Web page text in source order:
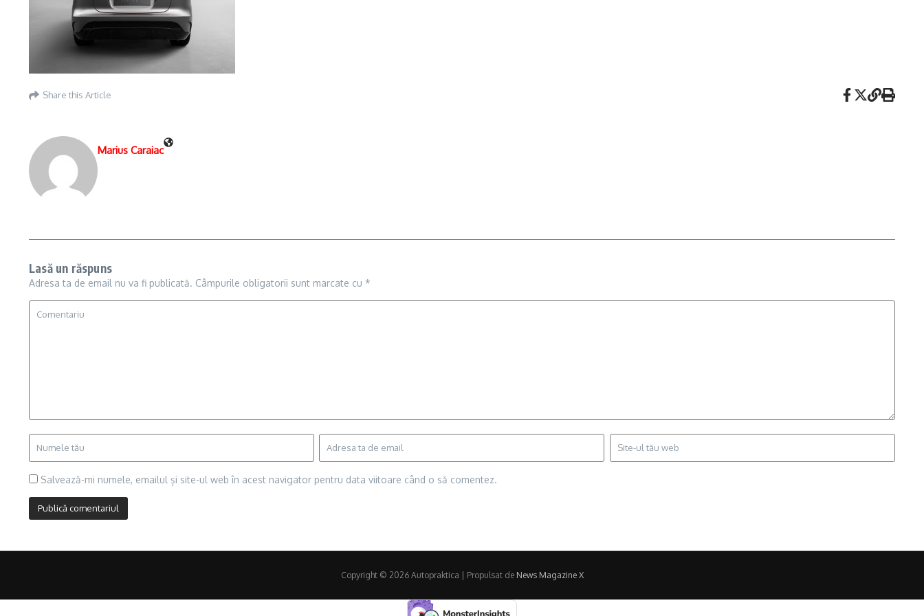
Share this Article
Marius Caraiac
Lasă un răspuns
Adresa ta de email nu va fi publicată. Câmpurile obligatorii sunt marcate cu *
Salvează-mi numele, emailul și site-ul web în acest navigator pentru data viitoare când o să comentez.
Copyright © 2026 Autopraktica | Propulsat de News Magazine X